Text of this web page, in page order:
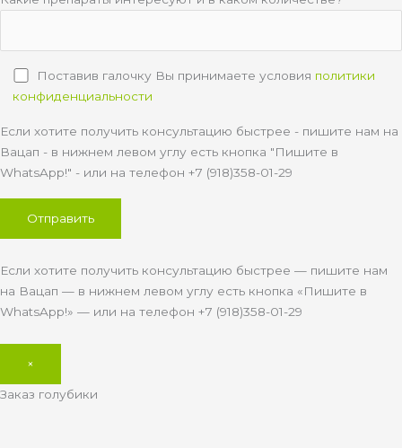
Поставив галочку Вы принимаете условия политики
конфиденциальности
Если хотите получить консультацию быстрее - пишите нам на
Вацап - в нижнем левом углу есть кнопка "Пишите в
WhatsApp!" - или на телефон +7 (918)358-01-29
Если хотите получить консультацию быстрее — пишите нам
на Вацап — в нижнем левом углу есть кнопка «Пишите в
WhatsApp!» — или на телефон +7 (918)358-01-29
×
Заказ голубики